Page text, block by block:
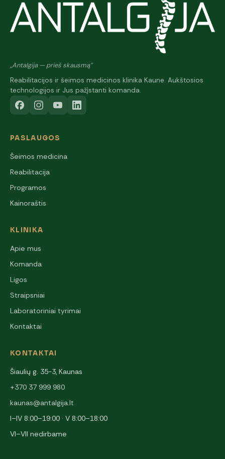
„Antalgija — prieš skausmą"
Reabilitacijos ir šeimos medicinos klinika Kaune. Aukštosios
technologijos ir Jus pažįstanti komanda.
PASLAUGOS
Šeimos medicina
Reabilitacija
Programos
Kainoraštis
KLINIKA
Apie mus
Komanda
Ligos
Straipsniai
Laboratoriniai tyrimai
Kontaktai
KONTAKTAI
Šiaulių g. 35-3, Kaunas
+370 37 999 980
kaunas@antalgija.lt
I–IV 8:00–19:00 · V 8:00–18:00
VI–VII nedirbame